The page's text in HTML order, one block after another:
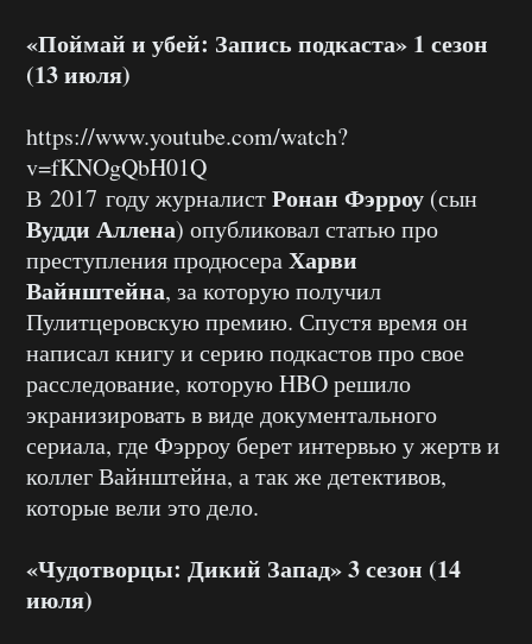
«Поймай и убей: Запись подкаста» 1 сезон
(13 июля)
https://www.youtube.com/watch?
v=fKNOgQbH01Q
В 2017 году журналистРонан Фэрроу (сын
Вудди Аллена) опубликовал статью про
преступления продюсераХарви
Вайнштейна, за которую получил
Пулитцеровскую премию. Спустя время он
написал книгу и серию подкастов про свое
расследование, которую HBO решило
экранизировать в виде документального
сериала, где Фэрроу берет интервью у жертв и
коллег Вайнштейна, а так же детективов,
которые вели это дело.
«Чудотворцы: Дикий Запад» 3 сезон (14
июля)